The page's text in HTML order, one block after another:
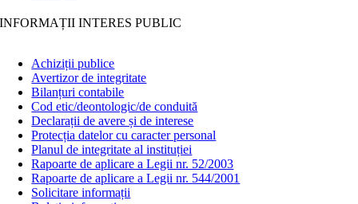
INFORMAȚII INTERES PUBLIC
Achiziții publice
Avertizor de integritate
Bilanțuri contabile
Cod etic/deontologic/de conduită
Declarații de avere și de interese
Protecția datelor cu caracter personal
Planul de integritate al instituției
Rapoarte de aplicare a Legii nr. 52/2003
Rapoarte de aplicare a Legii nr. 544/2001
Solicitare informații